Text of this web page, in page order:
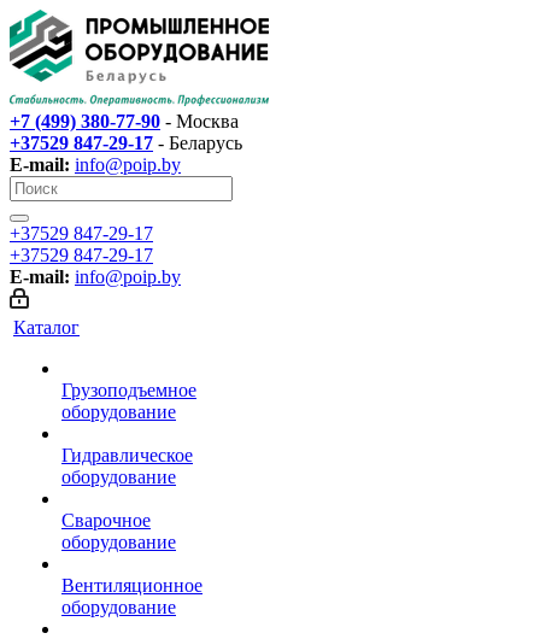
+7 (499) 380-77-90 - Москва
+37529 847-29-17‬ - Беларусь
E-mail: info@poip.by
+37529 847-29-17‬
+37529 847-29-17‬
E-mail: info@poip.by
Каталог
Грузоподъемное
оборудование
Гидравлическое
оборудование
Сварочное
оборудование
Вентиляционное
оборудование